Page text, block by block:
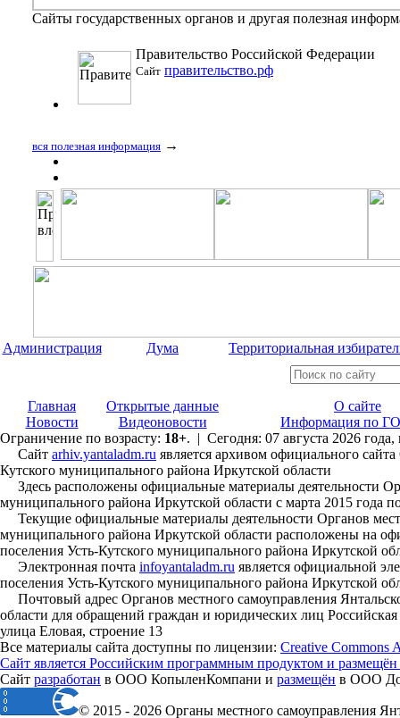
Сайты государственных органов и другая полезная
Правительство Российской Федерации
Сайт правительство.рф
вся полезная информация →
Администрация Дума Территориальная
Главная Открытые данные
О сайте
Новости
Видеоновости
Информация по
Ограничение по возрасту: 18+. | Сегодня: 07 августа 2026
Сайт arhiv.yantaladm.ru является архивом официального
Кутского муниципального района Иркутской области
Здесь расположены официальные материалы деятельности
муниципального района Иркутской области с марта 2015 года
Текущие официальные материалы деятельности Органов
муниципального района Иркутской области расположены на
поселения Усть-Кутского муниципального района Иркутской
Электронная почта infoyantaladm.ru является официальной
поселения Усть-Кутского муниципального района Иркутской
Почтовый адрес Органов местного самоуправления
области для обращений граждан и юридических лиц
улица Еловая, строение 13
Все материалы сайта доступны по лицензии: Creative Commons
Сайт является Российским программным продуктом и
Сайт разработан в ООО КопыленКомпани и размещён в ООО
© 2015 - 2026 Органы местного самоуправления